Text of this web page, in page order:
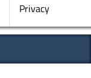
Privacy